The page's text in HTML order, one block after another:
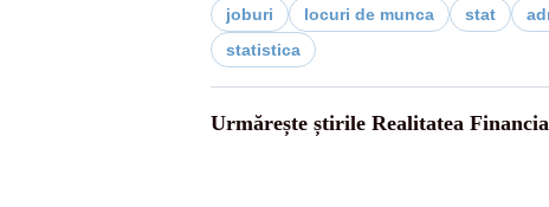
joburi locuri de munca stat
statistica
Urmărește știrile Realitatea